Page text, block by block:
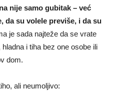
nije samo gubitak – već
da su volele previše, i da su
je sada najteže da se vrate
i tiha bez one osobe ili
dom.
ali neumoljivo: